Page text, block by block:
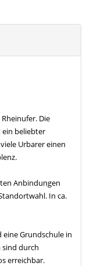
Die
ein beliebter
Urbarer einen
Anbindungen
In ca.
Grundschule in
durch
erreichbar.